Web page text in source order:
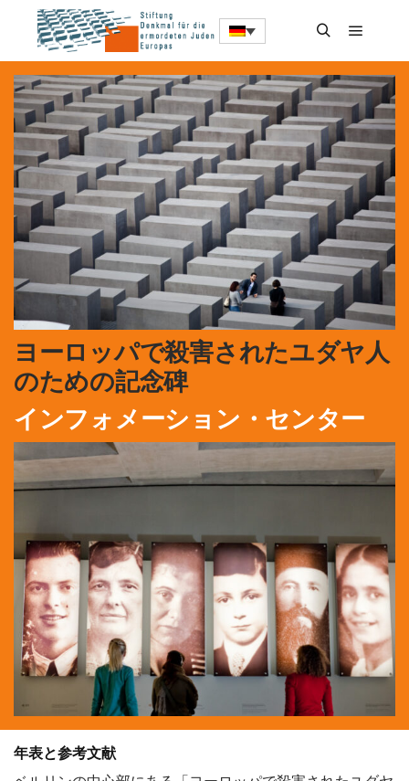
ヨーロッパで殺害されたユダヤ人
のための記念碑
インフォメーション・センター
年表と参考文献